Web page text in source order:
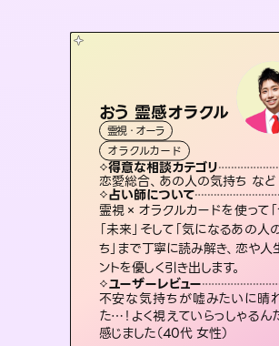
おう 霊感オラクル
霊視・オーラ
オラクルカード
得意な相談カテゴリ
恋愛総合、あの人の気持ち など
占い師について
霊視×オラクルカードを使って「
「未来」そして「気になるあの人
ち」まで丁寧に読み解き、恋や人
ントを優しく引き出します。
ユーザーレビュー
不安な気持ちが嘘みたいに晴
た…！よく視えていらっしゃるん
感じました（40代 女性）
セラピスト理恵
霊視・オーラ
スピリチュアル・リーディング
得意な相談カテゴリ
片想い、二人の未来、年の差
占い師について
連絡再開、復縁、成就などの
多数。セラピストとして2万超
験があるからこそできる鑑定で
い未来をサポートします。
ユーザーレビュー
とても心温まる鑑定でした。し
らは何も言っていないのに視え
しゃるんだなと驚きです（30
アイリス -iris-
西洋占星術
ルーン
得意な相談カテゴリ
恋愛総合、片想い、二人
占い師について
復縁、恋愛、不倫の行方、
思い、仕事関係や借金問題
いことや心の負担になって
紐解き、背中をそっと押して
ユーザーレビュー
安心感のあり、言い切ってく
さない鑑定のおかげで、毎
持ちを整えられます（30代
彗望
霊視・オーラ
スピリチュアル・リーディング
得意な相談カテゴリ
片想い、あの人の気持
占い師について
3,700年以上の歴史を持つ東洋最古の占術「易占」で詳細まで占い、幸せへ向かう道筋を示します。厳しい結果にも具体的な対
ユーザーレビュー
複雑な背景もしっかり聞
いただけました。気持ちが
た（50代 女性）
スピリチュアル・リーディ
得意な相談カテゴリ
片想い、あの人の気持
占い師について
恋愛のお悩みの中でも
係」の相談を得意とし
恋人未満なお相手との
寧に読み解き恋愛成就へ
ユーザーレビュー
鑑定していただいてアドバ
動すると仲が復活してきま
とうございました（40代
霊視・オーラ 心理
スピリチュアル・リーデ
得意な相談カテ
出逢い、片想い、
占い師について
未来には何パターン
ます。不安で視えにく
たの素敵な未来を見
選択できるようアドバイ
ユーザーレビュー
職場の人の性質や人間関
本当によく視えていてび
打てて前向きになれます